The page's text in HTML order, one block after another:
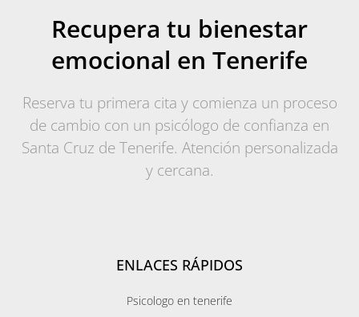
Recupera tu bienestar
emocional en Tenerife
Reserva tu primera cita y comienza un proceso
de cambio con un psicólogo de confianza en
Santa Cruz de Tenerife. Atención personalizada
y cercana.
ENLACES RÁPIDOS
Psicologo en tenerife